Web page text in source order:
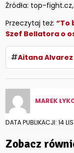
Źródła: top-fight.cz,
Przeczytaj też:“To
Szef Bellatora o
#Aitana Alvarez
MAREK
DATA PUBLIKACJI: 14
Zobacz